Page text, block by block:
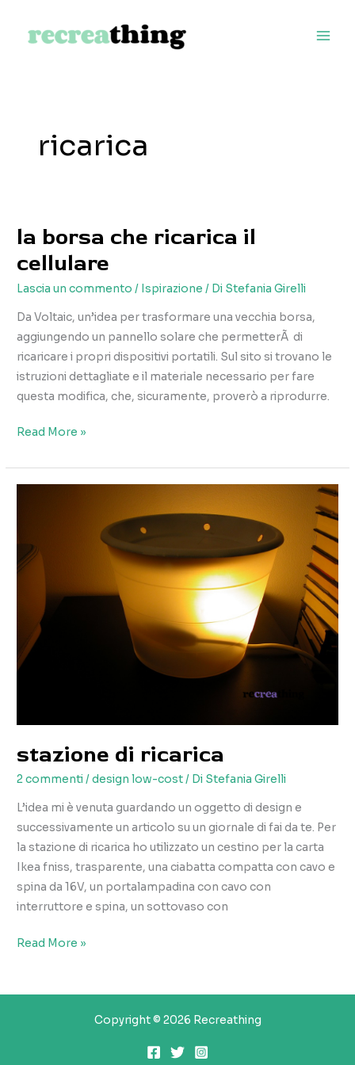
ricarica
la borsa che ricarica il
cellulare
Lascia un commento / Ispirazione / Di Stefania Girelli
Da Voltaic, un’idea per trasformare una vecchia borsa,
aggiungendo un pannello solare che permetterÃ di
ricaricare i propri dispositivi portatili. Sul sito si trovano le
istruzioni dettagliate e il materiale necessario per fare
questa modifica, che, sicuramente, proverò a riprodurre.
la
che
Read More »
stazione di ricarica
2 commenti/design low-cost/ Di Stefania Girelli
L’idea mi è venuta guardando un oggetto di design e
successivamente un articolo su un giornale di fai da te. Per
la stazione di ricarica ho utilizzato un cestino per la carta
Ikea fniss, trasparente, una ciabatta compatta con cavo e
spina da 16V, un portalampadina con cavo con
interruttore e spina, un sottovaso con
stazione
Read More »
Copyright © 2026 Recreathing